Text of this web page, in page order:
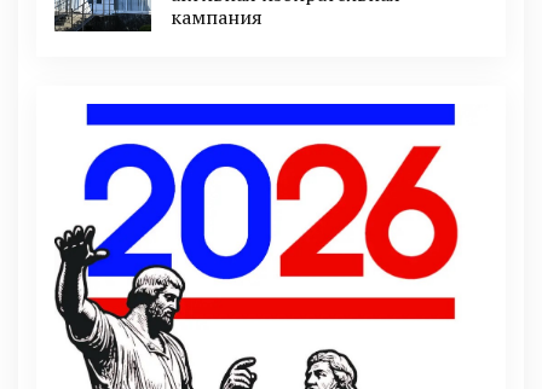
кампания